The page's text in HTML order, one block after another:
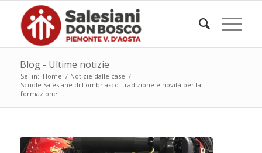
Blog - Ultime notizie
Sei in: Home / Notizie dalle case /
Scuole Salesiane di Lombriasco: tradizione e novità per la
formazione ...